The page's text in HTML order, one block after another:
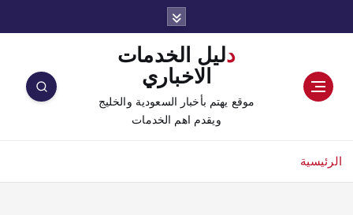
دليل الخدمات
الاخباري
موقع يهتم بأخبار السعودية والخليج
ويقدم اهم الخدمات
الرئيسية